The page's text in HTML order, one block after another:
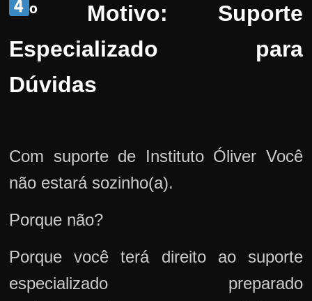
º Motivo: Suporte
Especializado para
Dúvidas
Com suporte de Instituto Óliver Você
não estará sozinho(a).
Porque não?
Porque você terá direito ao suporte
especializado preparado